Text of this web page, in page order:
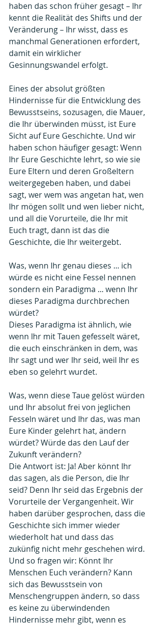
haben das schon früher gesagt – Ihr
kennt die Realität des Shifts und der
Veränderung – Ihr wisst, dass es
manchmal Generationen erfordert,
damit ein wirklicher
Gesinnungswandel erfolgt.
Eines der absolut größten
Hindernisse für die Entwicklung des
Bewusstseins, sozusagen, die Mauer,
die Ihr überwinden müsst, ist Eure
Sicht auf Eure Geschichte. Und wir
haben schon häufiger gesagt: Wenn
Ihr Eure Geschichte lehrt, so wie sie
Eure Eltern und deren Großeltern
weitergegeben haben, und dabei
sagt, wer wem was angetan hat, wen
Ihr mögen sollt und wen lieber nicht,
und all die Vorurteile, die Ihr mit
Euch tragt, dann ist das die
Geschichte, die Ihr weitergebt.
Was, wenn Ihr genau dieses ... ich
würde es nicht eine Fessel nennen
sondern ein Paradigma ... wenn Ihr
dieses Paradigma durchbrechen
würdet?
Dieses Paradigma ist ähnlich, wie
wenn Ihr mit Tauen gefesselt wäret,
die euch einschränken in dem, was
Ihr sagt und wer Ihr seid, weil Ihr es
eben so gelehrt wurdet.
Was, wenn diese Taue gelöst würden
und Ihr absolut frei von jeglichen
Fesseln wäret und Ihr das, was man
Eure Kinder gelehrt hat, ändern
würdet? Würde das den Lauf der
Zukunft verändern?
Die Antwort ist: Ja! Aber könnt Ihr
das sagen, als die Person, die Ihr
seid? Denn Ihr seid das Ergebnis der
Vorurteile der Vergangenheit. Wir
haben darüber gesprochen, dass die
Geschichte sich immer wieder
wiederholt hat und dass das
zukünfig nicht mehr geschehen wird.
Und so fragen wir: Könnt Ihr
Menschen Euch verändern? Kann
sich das Bewusstsein von
Menschengruppen ändern, so dass
es keine zu überwindenden
Hindernisse mehr gibt, wenn es